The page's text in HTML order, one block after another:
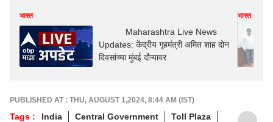
भारत
Maharashtra Live News
Updates: केंद्रीय गृहमंत्री अमित शाह दोन
दिवसांच्या मुंबई दौऱ्यावर
भारत
PUBLISHED AT : THU, AUGUST 1,2024, 8:44 AM (IST)
Tags : India Central Government
Toll Plaza